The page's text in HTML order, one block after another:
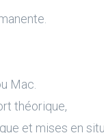
Mac.
théorique,
et mises en